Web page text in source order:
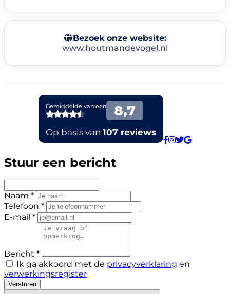
Bezoek onze website:
www.houtmandevogel.nl
Stuur een bericht
Naam *
Telefoon *
E-mail *
Bericht *
Ik ga akkoord met de privacyverklaring en
verwerkingsregister
Versturen